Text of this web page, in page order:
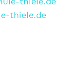
thiele.de